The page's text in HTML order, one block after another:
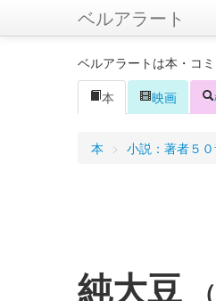
ベルアラート
ベルアラートは本・コ
本
映画
本 > 小説：著者５０
純大豆